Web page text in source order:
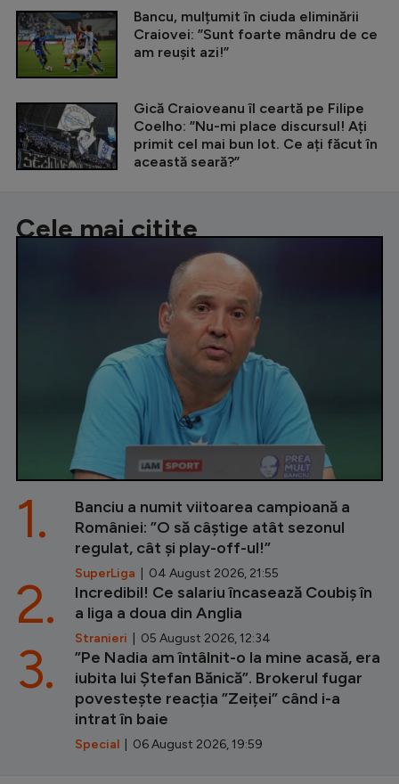
Bancu, mulțumit în ciuda eliminării
Craiovei: ”Sunt foarte mândru de ce
am reușit azi!”
Gică Craioveanu îl ceartă pe Filipe
Coelho: ”Nu-mi place discursul! Ați
primit cel mai bun lot. Ce ați făcut în
această seară?”
Cele mai citite
Banciu a numit viitoarea campioană a
României: ”O să câștige atât sezonul
regulat, cât și play-off-ul!”
SuperLiga | 04 August 2026, 21:55
1.
Incredibil! Ce salariu încasează Coubiș în
a liga a doua din Anglia
Stranieri | 05 August 2026, 12:34
2.
”Pe Nadia am întâlnit-o la mine acasă, era
iubita lui Ștefan Bănică”. Brokerul fugar
povestește reacția ”Zeiței” când i-a
intrat în baie
Special | 06 August 2026, 19:59
3.